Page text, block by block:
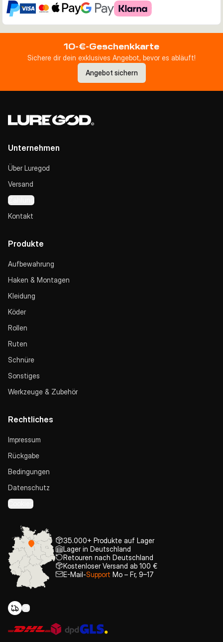
10-€-Geschenkkarte
Sichere dir dein exklusives Angebot, bevor es abläuft!
Angebot sichern
Unternehmen
Über Luregod
Versand
Zahlung
Kontakt
Produkte
Aufbewahrung
Haken & Montagen
Kleidung
Köder
Rollen
Ruten
Schnüre
Sonstiges
Werkzeuge & Zubehör
Rechtliches
Impressum
Rückgabe
Bedingungen
Datenschutz
Cookies
35.000+ Produkte auf Lager
Lager in Deutschland
Retouren nach Deutschland
Kostenloser Versand ab 100 €
E-Mail-Support Mo – Fr, 9–17